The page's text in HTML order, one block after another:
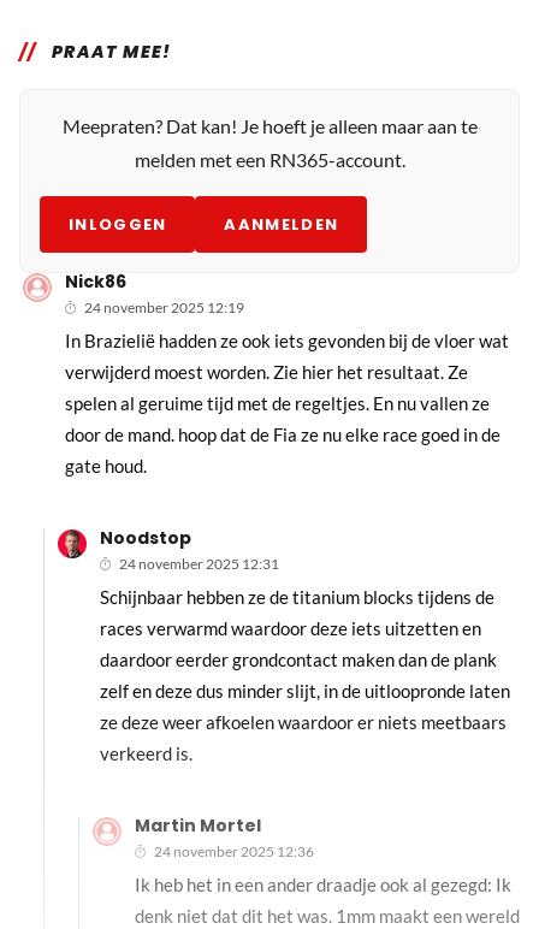
PRAAT MEE!
Meepraten? Dat kan! Je hoeft je alleen maar aan te
melden met een RN365-account.
INLOGGEN AANMELDEN
Nick86
24 november 2025 12:19
In Brazielië hadden ze ook iets gevonden bij de vloer wat
verwijderd moest worden. Zie hier het resultaat. Ze
spelen al geruime tijd met de regeltjes. En nu vallen ze
door de mand. hoop dat de Fia ze nu elke race goed in de
gate houd.
Noodstop
24 november 2025 12:31
Schijnbaar hebben ze de titanium blocks tijdens de
races verwarmd waardoor deze iets uitzetten en
daardoor eerder grondcontact maken dan de plank
zelf en deze dus minder slijt, in de uitloopronde laten
ze deze weer afkoelen waardoor er niets meetbaars
verkeerd is.
Martin Mortel
24 november 2025 12:36
Ik heb het in een ander draadje ook al gezegd: Ik
denk niet dat dit het was. 1mm maakt een wereld